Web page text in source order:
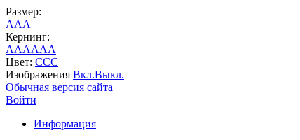
Размер:
AAA
Кернинг:
AAAAAA
Цвет: CCC
Изображения Вкл.Выкл.
Обычная версия сайта
Войти
Информация